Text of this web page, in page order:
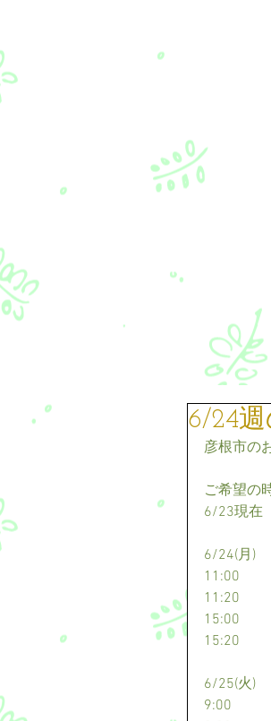
6/24
彦根市の
ご希望の
6/23現在
6/24(月)
11:00
11:20
15:00
15:20
6/25(火)
9:00